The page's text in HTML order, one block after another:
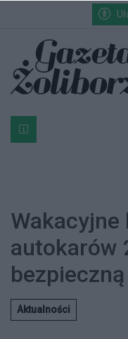
Przejdź do głównych
Przejdź do wyszukiwarki
Przejdź do głównego
Bardzo ważna
autokarów
Aktualności